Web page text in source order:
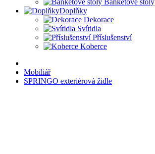
Banketové stoly
Doplňky
Dekorace
Svítidla
Příslušenství
Koberce
Mobiliář
SPRINGO exteriérová židle